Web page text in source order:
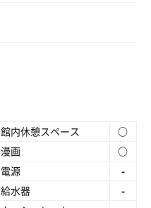
館内休憩スペース
○
漫画
○
電源
-
給水器
-